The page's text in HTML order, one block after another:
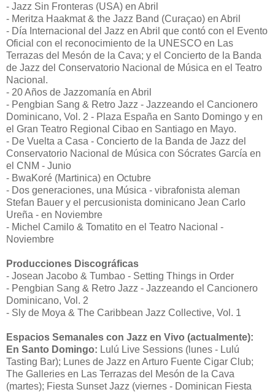
- Jazz Sin Fronteras (USA) en Abril
- Meritza Haakmat & the Jazz Band (Curaçao) en Abril
- Día Internacional del Jazz en Abril que contó con el Evento
Oficial con el reconocimiento de la UNESCO en Las
Terrazas del Mesón de la Cava; y el Concierto de la Banda
de Jazz del Conservatorio Nacional de Música en el Teatro
Nacional.
- 20 Años de Jazzomanía en Abril
- Pengbian Sang & Retro Jazz - Jazzeando el Cancionero
Dominicano, Vol. 2 - Plaza España en Santo Domingo y en
el Gran Teatro Regional Cibao en Santiago en Mayo.
- De Vuelta a Casa - Concierto de la Banda de Jazz del
Conservatorio Nacional de Música con Sócrates García en
el CNM - Junio
- BwaKoré (Martinica) en Octubre
- Dos generaciones, una Música - vibrafonista aleman
Stefan Bauer y el percusionista dominicano Jean Carlo
Ureña - en Noviembre
- Michel Camilo & Tomatito en el Teatro Nacional -
Noviembre
Producciones Discográficas
- Josean Jacobo & Tumbao - Setting Things in Order
- Pengbian Sang & Retro Jazz - Jazzeando el Cancionero
Dominicano, Vol. 2
- Sly de Moya & The Caribbean Jazz Collective, Vol. 1
Espacios Semanales con Jazz en Vivo (actualmente):
En Santo Domingo: Lulú Live Sessions (lunes - Lulú
Tasting Bar); Lunes de Jazz en Arturo Fuente Cigar Club;
The Galleries en Las Terrazas del Mesón de la Cava
(martes); Fiesta Sunset Jazz (viernes - Dominican Fiesta